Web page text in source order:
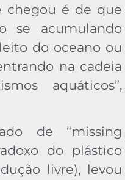
chegou é de que
se acumulando
do oceano ou
na cadeia
aquáticos”,
de “missing
do plástico
livre), levou